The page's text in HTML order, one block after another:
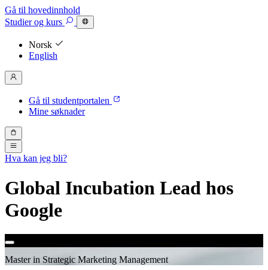
Gå til hovedinnhold
Studierog kurs
Norsk
English
Gå til studentportalen
Mine søknader
Hva kan jeg bli?
Global Incubation Lead hos
Google
Master in Strategic Marketing Management